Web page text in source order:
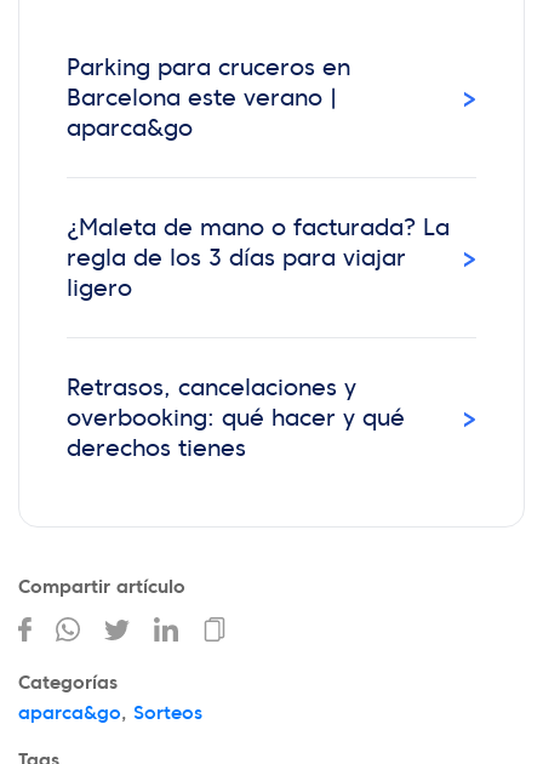
Parking para cruceros en
Barcelona este verano |
aparca&go
›
¿Maleta de mano o facturada? La
regla de los 3 días para viajar
ligero
›
Retrasos, cancelaciones y
overbooking: qué hacer y qué
derechos tienes
›
Compartir artículo
Categorías
aparca&go, Sorteos